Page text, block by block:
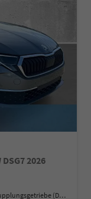
2026
Doppelkupplungsgetriebe (DSG)